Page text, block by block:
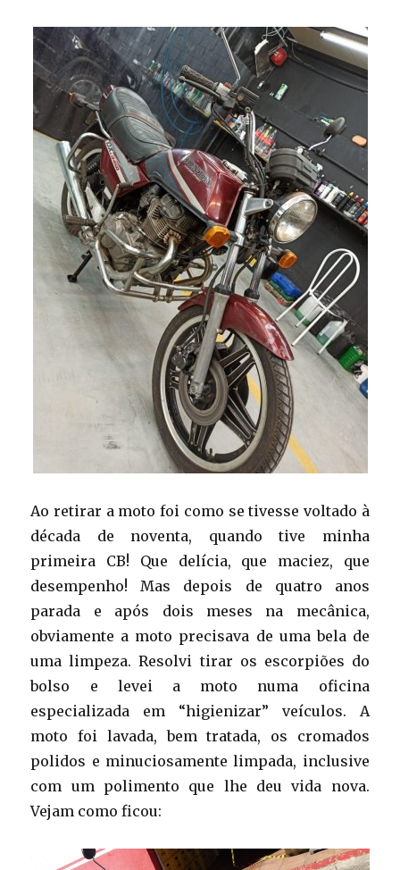
Ao retirar a moto foi como se tivesse voltado à
década de noventa, quando tive minha
primeira CB! Que delícia, que maciez, que
desempenho! Mas depois de quatro anos
parada e após dois meses na mecânica,
obviamente a moto precisava de uma bela de
uma limpeza. Resolvi tirar os escorpiões do
bolso e levei a moto numa oficina
especializada em “higienizar” veículos. A
moto foi lavada, bem tratada, os cromados
polidos e minuciosamente limpada, inclusive
com um polimento que lhe deu vida nova.
Vejam como ficou: